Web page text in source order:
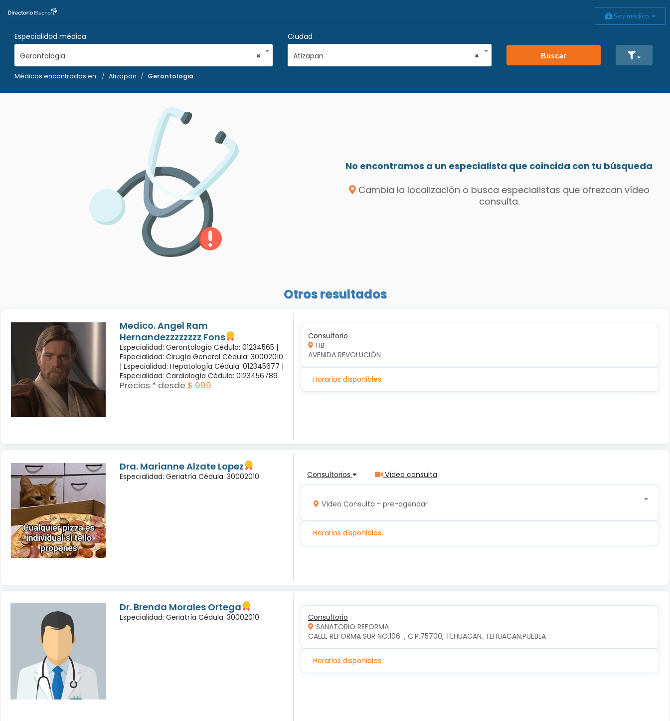
Soy médico
Especialidad médica
×
Gerontologia
Ciudad
×
Atizapan Buscar
Médicos encontrados en: Atizapan Gerontologia
No encontramos a un especialista que coincida con tu búsqueda
Cambia la localización o busca especialistas que ofrezcan vídeo
consulta.
Otros resultados
Medico. Angel Ram
Hernandezzzzzzzz Fons
Especialidad: Gerontología Cédula: 01234565 |
Especialidad: Cirugía General Cédula: 30002010
| Especialidad: Hepatología Cédula: 012345677 |
Especialidad: Cardiología Cédula: 0123456789
Precios * desde $ 999
Consultorio
HB
AVENIDA REVOLUCIÓN
Horarios disponibles
Dra. Marianne Alzate Lopez
Especialidad: Geriatría Cédula: 30002010 Consultorios Vídeo consulta
Vídeo Consulta - pre-agendar
Horarios disponibles
Dr. Brenda Morales Ortega
Especialidad: Geriatría Cédula: 30002010
Consultorio
SANATORIO REFORMA
CALLE REFORMA SUR NO.106  , C.P.75700, TEHUACAN, TEHUACAN,PUEBLA
Horarios disponibles